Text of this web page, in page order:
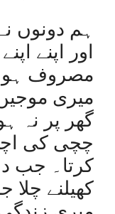
ہم دونوں
اور اپنے
مصروف ہو
میری
گھر پر نہ
چچی کی
کرتا۔ جب
کھیلنے چلا